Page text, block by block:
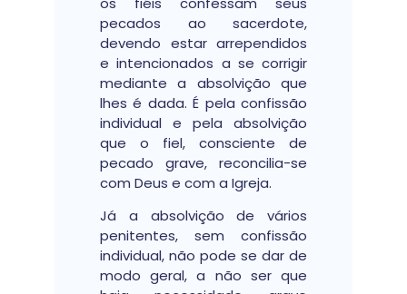
pecados ao sacerdote,
devendo estar arrependidos
e intencionados a se corrigir
mediante a absolvição que
lhes é dada. É pela confissão
individual e pela absolvição
que o fiel, consciente de
pecado grave, reconcilia-se
com Deus e com a Igreja.
Já a absolvição de vários
penitentes, sem confissão
individual, não pode se dar de
modo geral, a não ser que